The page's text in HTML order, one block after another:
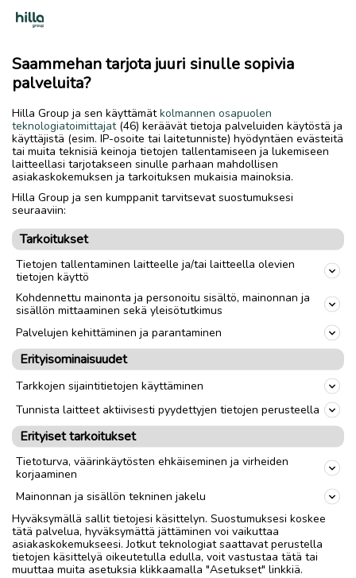
Lue myös
Saammehan tarjota juuri sinulle sopivia
palveluita?
Hilla Group ja sen käyttämätkolmannen osapuolen
teknologiatoimittajat(46) keräävät tietoja palveluiden käytöstä ja
käyttäjistä (esim. IP-osoite tai laitetunniste) hyödyntäen evästeitä
tai muita teknisiä keinoja tietojen tallentamiseen ja lukemiseen
laitteellasi tarjotakseen sinulle parhaan mahdollisen
asiakaskokemuksen ja tarkoituksen mukaisia mainoksia.
Hilla Group ja sen kumppanit tarvitsevat suostumuksesi
seuraaviin:
Tarkoitukset
Tietojen tallentaminen laitteelle ja/tai laitteella olevien
tietojen käyttö
Kohdennettu mainonta ja personoitu sisältö, mainonnan ja
sisällön mittaaminen sekä yleisötutkimus
Palvelujen kehittäminen ja parantaminen
Erityisominaisuudet
Tarkkojen sijaintitietojen käyttäminen
Tunnista laitteet aktiivisesti pyydettyjen tietojen perusteella
Erityiset tarkoitukset
Tietoturva, väärinkäytösten ehkäiseminen ja virheiden
korjaaminen
Mainonnan ja sisällön tekninen jakelu
Hyväksymällä sallit tietojesi käsittelyn. Suostumuksesi koskee
tätä palvelua, hyväksymättä jättäminen voi vaikuttaa
asiakaskokemukseesi. Jotkut teknologiat saattavat perustella
tietojen käsittelyä oikeutetulla edulla, voit vastustaa tätä tai
muuttaa muita asetuksia klikkaamalla "Asetukset" linkkiä.